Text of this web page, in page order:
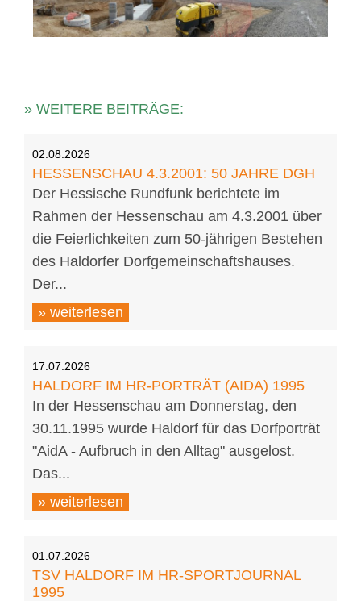
» WEITERE BEITRÄGE:
02.08.2026
HESSENSCHAU 4.3.2001: 50 JAHRE DGH
Der Hessische Rundfunk berichtete im
Rahmen der Hessenschau am 4.3.2001 über
die Feierlichkeiten zum 50-jährigen Bestehen
des Haldorfer Dorfgemeinschaftshauses.
Der...
» weiterlesen
17.07.2026
HALDORF IM HR-PORTRÄT (AIDA) 1995
In der Hessenschau am Donnerstag, den
30.11.1995 wurde Haldorf für das Dorfporträt
"AidA - Aufbruch in den Alltag" ausgelost.
Das...
» weiterlesen
01.07.2026
TSV HALDORF IM HR-SPORTJOURNAL
1995